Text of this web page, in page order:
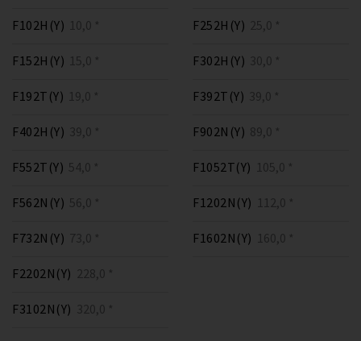
F102H(Y) 10,0 *
F152H(Y) 15,0 *
F192T(Y) 19,0 *
F252H(Y) 25,0 *
F302H(Y) 30,0 *
F392T(Y) 39,0 *
F402H(Y) 39,0 *
F552T(Y) 54,0 *
F562N(Y) 56,0 *
F732N(Y) 73,0 *
F902N(Y) 89,0 *
F1052T(Y) 105,0 *
F1202N(Y) 112,0 *
F1602N(Y) 160,0 *
F2202N(Y) 228,0 *
F3102N(Y) 320,0 *